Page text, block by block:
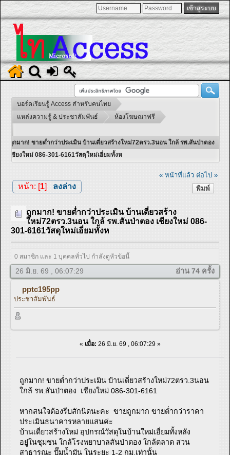
บอร์ดเรียนรู้ Access สำหรับคนไทย
แหล่งความรู้ & ประชาสัมพันธ์
ห้องโฆษณาฟรี
ถูกมาก! ขายต่ำกว่าประเมิน บ้านเดี่ยวสร้างใหม่72ตรว.3นอน ใกล้ รพ.สันป่าตอง
เชียงใหม่ 086-301-6161วัสดุใหม่เอี่ยมทั้งห
« หน้าที่แล้ว ต่อไป »
พิมพ์
หน้า: [1] ลงล่าง
ถูกมาก! ขายต่ำกว่าประเมิน บ้านเดี่ยวสร้าง
ใหม่72ตรว.3นอน ใกล้ รพ.สันป่าตอง เชียงใหม่ 086-
301-6161วัสดุใหม่เอี่ยมทั้งห
0 สมาชิก และ 1 บุคคลทั่วไป กำลังดูหัวข้อนี้
26 มิ.ย. 69 , 06:07:29 อ่าน 74 ครั้ง
pptc195pp
ประชาสัมพันธ์
« เมื่อ: 26 มิ.ย. 69 , 06:07:29 »
ถูกมาก! ขายต่ำกว่าประเมิน บ้านเดี่ยวสร้างใหม่72ตรว.3นอน
ใกล้ รพ.สันป่าตอง เชียงใหม่ 086-301-6161
หากสนใจต้องรีบสักนิดนะคะ ขายถูกมาก ขายต่ำกว่าราคา
ประเมินธนาคารหลายแสนค่ะ
บ้านเดี่ยวสร้างใหม่ อุปกรณ์วัสดุในบ้านใหม่เอี่ยมทั้งหลัง
อยู่ในชุมชน ใกล้โรงพยาบาลสันป่าตอง ใกล้ตลาด สวน
สาธารณะ ปั๊มน้ำมัน ในระยะ 1-2 กม.เท่านั้น